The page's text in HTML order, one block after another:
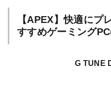
【APEX】快適にプ
すすめゲーミング
G TUNE